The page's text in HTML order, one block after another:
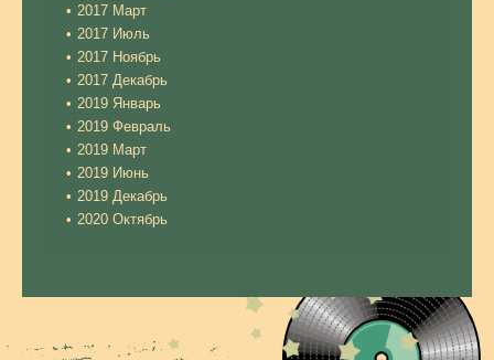
2017 Март
2017 Июль
2017 Ноябрь
2017 Декабрь
2019 Январь
2019 Февраль
2019 Март
2019 Июнь
2019 Декабрь
2020 Октябрь